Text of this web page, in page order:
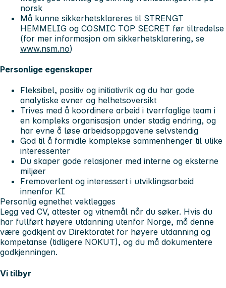
norsk
Må kunne sikkerhetsklareres til STRENGT
HEMMELIG og COSMIC TOP SECRET før tiltredelse
(for mer informasjon om sikkerhetsklarering, se
www.nsm.no)
Personlige egenskaper
Fleksibel, positiv og initiativrik og du har gode
analytiske evner og helhetsoversikt
Trives med å koordinere arbeid i tverrfaglige team i
en kompleks organisasjon under stadig endring, og
har evne å løse arbeidsoppgavene selvstendig
God til å formidle komplekse sammenhenger til ulike
interessenter
Du skaper gode relasjoner med interne og eksterne
miljøer
Fremoverlent og interessert i utviklingsarbeid
innenfor KI
Personlig egnethet vektlegges
Legg ved CV, attester og vitnemål når du søker. Hvis du
har fullført høyere utdanning utenfor Norge, må denne
være godkjent av Direktoratet for høyere utdanning og
kompetanse (tidligere NOKUT), og du må dokumentere
godkjenningen.
Vi tilbyr